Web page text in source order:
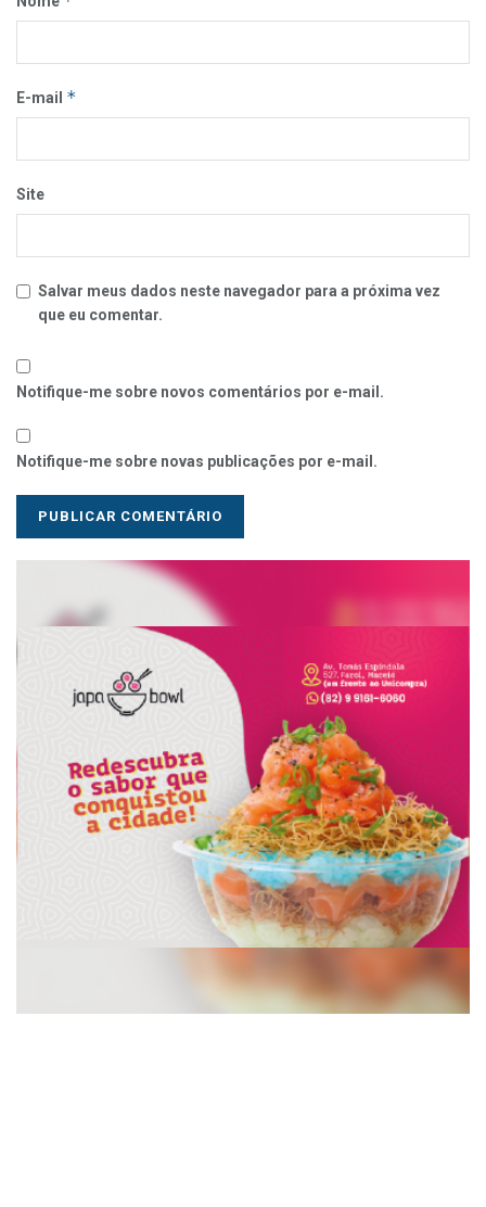
E-mail *
Site
Salvar meus dados neste navegador para a próxima vez
que eu comentar.
Notifique-me sobre novos comentários por e-mail.
Notifique-me sobre novas publicações por e-mail.